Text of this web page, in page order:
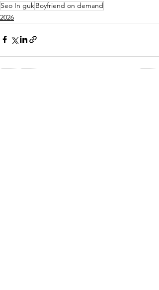
Seo In gukBoyfriend on demand
2026